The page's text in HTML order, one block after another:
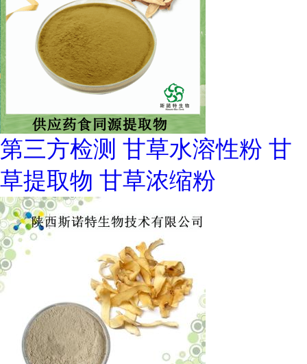
第三方检测 甘草水溶性粉 甘
草提取物 甘草浓缩粉